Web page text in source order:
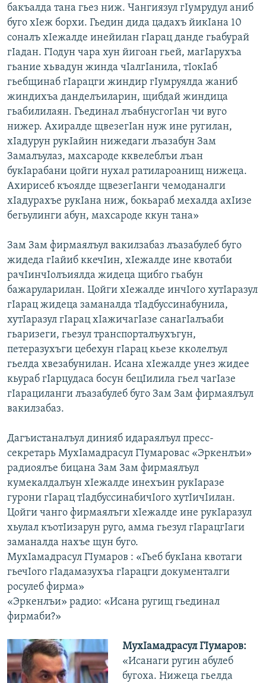
бакъалда тана гьез ниж. Чангиязул гIумрудул аниб
буго хIеж борхи. Гьедин дида цадахъ йикIана 10
соналъ хIежалде инейилан гIарац данде гьабурай
гIадан. ГIодун чара хун йигоан гьей, магIарухъа
гьание хьвадун жинда чIалгIанила, тIокIаб
гьебщинаб гIарацги жиндир гIумруялда жаниб
жиндихъа данделъиларин, щибдай жиндица
гьабилилаян. Гьединал лъабнусгогIан чи вуго
нижер. Ахиралде щвезегIан нуж ине ругилан,
хIадурун рукIайин нижедаги лъазабун Зам
Замалъулаз, махсароде кквелеблъи лъан
букIарабани цойги нухал ратилароанищ нижеца.
Ахирисеб къоялде щвезегIанги чемоданалги
хIадурахъе рукIана ниж, бокьараб мехалда ахIизе
бегьулинги абун, махсароде ккун тана»
Зам Зам фирмаялъул вакилзабаз лъазабулеб буго
жидеда гIайиб ккечIин, хIежалде ине квотаби
рачIинчIолъиялда жидеца щибго гьабун
бажаруларилан. Цойги хIежалде инчIого хутIаразул
гIарац жидеца заманалда тIадбуссинабунила,
хутIаразул гIарац хIажичагIазе санагIалъаби
гьаризеги, гьезул транспорталъухъгун,
петеразухъги цебехун гIарац кьезе кколелъул
гьелда хвезабунилан. Исана хIежалде унез жидее
кьураб гIарцудаса босун бецIилила гьел чагIазе
гIарациланги лъазабулеб буго Зам Зам фирмаялъул
вакилзабаз.
Дагъистаналъул динияб идараялъул пресс-
секретарь МухIамадрасул ГIумаровас «Эркенлъи»
радиоялъе бицана Зам Зам фирмаялъул
кумекалдалъун хIежалде инехъин рукIаразе
гурони гIарац тIадбуссинабичIого хутIичIилан.
Цойги чанго фирмаялъги хIежалде ине рукIаразул
хьулал къотIизарун руго, амма гьезул гIарацгIаги
заманалда нахъе щун буго.
МухIамадрасул ГIумаров : «Гьеб букIана квотаги
гьечIого гIадамазухъа гIарацги документалги
росулеб фирма»
«Эркенлъи» радио: «Исана ругищ гьединал
фирмаби?»
МухIамадрасул ГIумаров:
«Исанаги ругин абулеб
бугоха. Нижеца гьелда